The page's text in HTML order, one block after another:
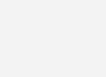
mit dem Schweizer
Die Windräder sollen
Kapazität ist auf 1